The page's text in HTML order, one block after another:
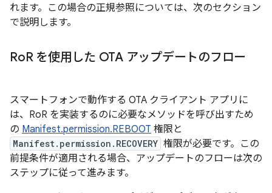
れます。この場合の正規参照については、次のセクション
で説明します。
RoR を使用した OTA アップデートのフロー
スマートフォンで動作する OTA クライアント アプリに
は、RoR を実装するのに必要なメソッドを呼び出すため
の Manifest.permission.REBOOT 権限と
Manifest.permission.RECOVERY 権限が必要です。この
前提条件が適用される場合、アップデートのフローは次の
ステップに従って進みます。